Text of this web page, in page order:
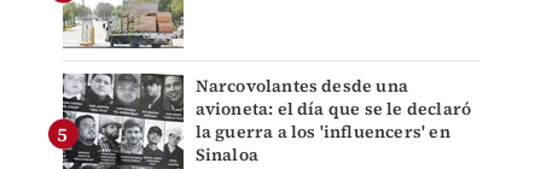
Narcovolantes desde una
avioneta: el día que se le declaró
la guerra a los 'influencers' en
Sinaloa